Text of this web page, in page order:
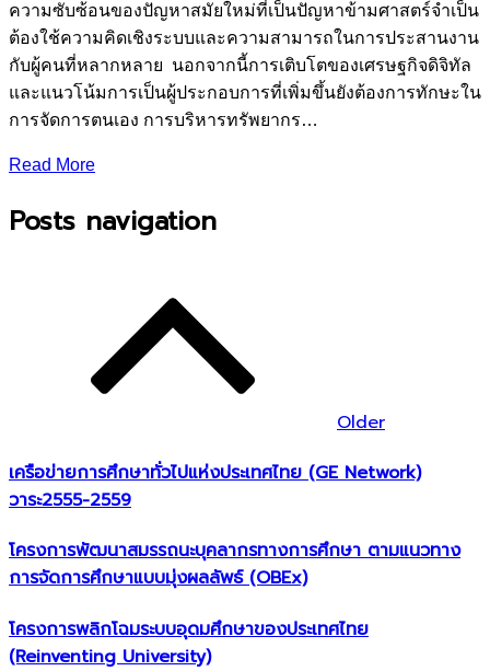
ความซับซ้อนของปัญหาสมัยใหม่ที่เป็นปัญหาข้ามศาสตร์จำเป็น
ต้องใช้ความคิดเชิงระบบและความสามารถในการประสานงาน
กับผู้คนที่หลากหลาย นอกจากนี้การเติบโตของเศรษฐกิจดิจิทัล
และแนวโน้มการเป็นผู้ประกอบการที่เพิ่มขึ้นยังต้องการทักษะใน
การจัดการตนเอง การบริหารทรัพยากร…
Read More
Posts navigation
Older
เครือข่ายการศึกษาทั่วไปแห่งประเทศไทย (GE Network)​
วาระ2555-2559
โครงการพัฒนาสมรรถนะบุคลากรทางการศึกษา ตามแนวทาง
การจัดการศึกษาแบบมุ่งผลลัพธ์ (OBEx)
โครงการพลิกโฉมระบบอุดมศึกษาของประเทศไทย
(Reinventing University)